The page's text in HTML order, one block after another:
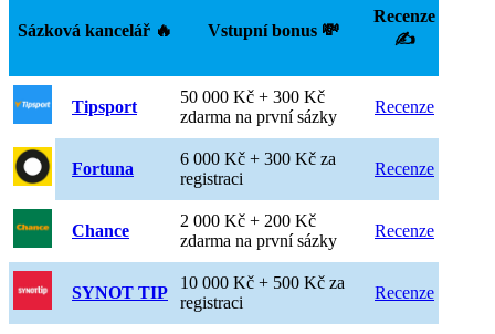
Sázková kancelář 🔥 Vstupní bonus 💸
Recenze
✍️
Tipsport
50 000 Kč + 300 Kč
zdarma na první sázky
Recenze
Fortuna
6 000 Kč + 300 Kč za
registraci
Recenze
Chance
2 000 Kč + 200 Kč
zdarma na první sázky
Recenze
SYNOT TIP
10 000 Kč + 500 Kč za
registraci
Recenze